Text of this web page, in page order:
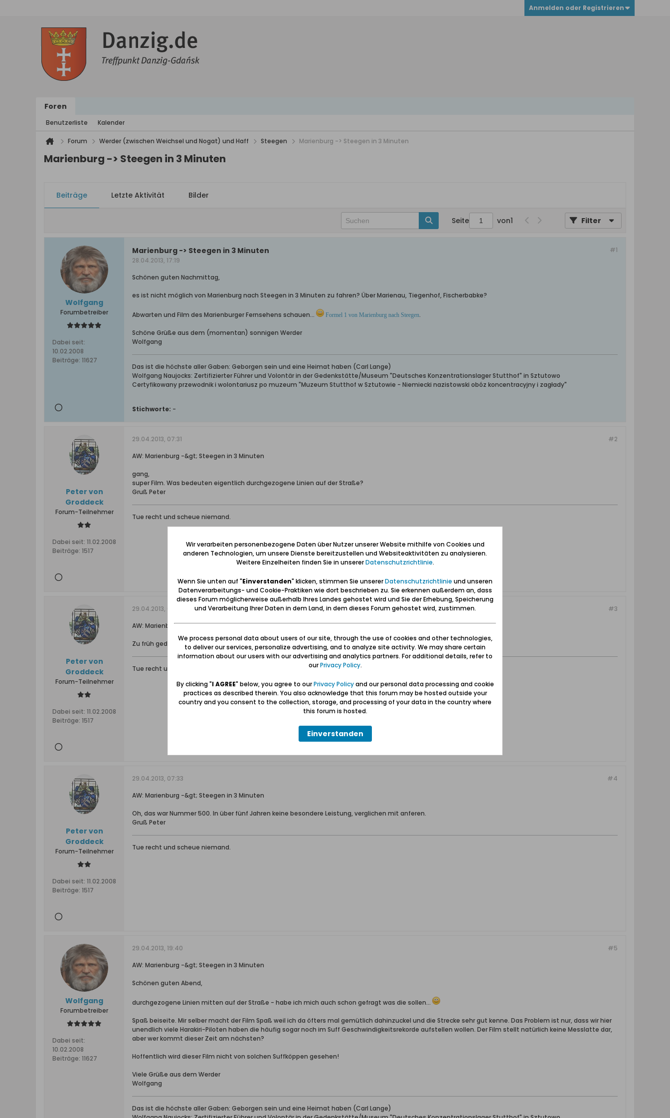
Anmelden oder Registrieren
Foren
Benutzerliste Kalender
Forum Werder (zwischen Weichsel und Nogat) und Haff Steegen Marienburg -> Steegen in 3 Minuten
Marienburg -> Steegen in 3 Minuten
Beiträge Letzte Aktivität Bilder
Seite von1 Filter
Wolfgang
Forumbetreiber
Dabei seit:
10.02.2008
Beiträge: 11627
#1
Marienburg -> Steegen in 3 Minuten
28.04.2013, 17:19
Schönen guten Nachmittag,
es ist nicht möglich von Marienburg nach Steegen in 3 Minuten zu fahren? Über Marienau, Tiegenhof, Fischerbabke?
Abwarten und Film des Marienburger Fernsehens schauen... Formel 1 von Marienburg nach Steegen.
Schöne Grüße aus dem (momentan) sonnigen Werder
Wolfgang
Das ist die höchste aller Gaben: Geborgen sein und eine Heimat haben (Carl Lange)
Wolfgang Naujocks: Zertifizierter Führer und Volontär in der Gedenkstätte/Museum "Deutsches Konzentrationslager Stutthof" in Sztutowo
Certyfikowany przewodnik i wolontariusz po muzeum "Muzeum Stutthof w Sztutowie - Niemiecki nazistowski obóz koncentracyjny i zagłady"
Stichworte: -
Peter von
Groddeck
Forum-Teilnehmer
Dabei seit: 11.02.2008
Beiträge: 1517
#2
29.04.2013, 07:31
AW: Marienburg -&gt; Steegen in 3 Minuten
gang,
super Film. Was bedeuten eigentlich durchgezogene Linien auf der Straße?
Gruß Peter
Tue recht und scheue niemand.
Peter von
Groddeck
Forum-Teilnehmer
Dabei seit: 11.02.2008
Beiträge: 1517
#3
29.04.2013, 07:32
AW: Marienburg -&gt; Steegen in 3 Minuten
Zu früh gedrückt. Da fehlte "Hallo Wolf" am Anfang.
Tue recht und scheue niemand.
Peter von
Groddeck
Forum-Teilnehmer
Dabei seit: 11.02.2008
Beiträge: 1517
#4
29.04.2013, 07:33
AW: Marienburg -&gt; Steegen in 3 Minuten
Oh, das war Nummer 500. In über fünf Jahren keine besondere Leistung, verglichen mit anferen.
Gruß Peter
Tue recht und scheue niemand.
Wolfgang
Forumbetreiber
Dabei seit:
10.02.2008
Beiträge: 11627
#5
29.04.2013, 19:40
AW: Marienburg -&gt; Steegen in 3 Minuten
Schönen guten Abend,
durchgezogene Linien mitten auf der Straße - habe ich mich auch schon gefragt was die sollen...
Spaß beiseite. Mir selber macht der Film Spaß weil ich da öfters mal gemütlich dahinzuckel und die Strecke sehr gut kenne. Das Problem ist nur, dass wir hier
unendlich viele Harakiri-Piloten haben die häufig sogar noch im Suff Geschwindigkeitsrekorde aufstellen wollen. Der Film stellt natürlich keine Messlatte dar,
aber wer kommt dieser Zeit am nächsten?
Hoffentlich wird dieser Film nicht von solchen Suffköppen gesehen!
Viele Grüße aus dem Werder
Wolfgang
Das ist die höchste aller Gaben: Geborgen sein und eine Heimat haben (Carl Lange)
Wir verarbeiten personenbezogene Daten über Nutzer unserer Website mithilfe von Cookies und
anderen Technologien, um unsere Dienste bereitzustellen und Websiteaktivitäten zu analysieren.
Weitere Einzelheiten finden Sie in unsererDatenschutzrichtlinie.
Wenn Sie unten auf "Einverstanden" klicken, stimmen Sie unsererDatenschutzrichtlinie und unseren
Datenverarbeitungs- und Cookie-Praktiken wie dort beschrieben zu. Sie erkennen außerdem an, dass
dieses Forum möglicherweise außerhalb Ihres Landes gehostet wird und Sie der Erhebung, Speicherung
und Verarbeitung Ihrer Daten in dem Land, in dem dieses Forum gehostet wird, zustimmen.
We process personal data about users of our site, through the use of cookies and other technologies,
to deliver our services, personalize advertising, and to analyze site activity. We may share certain
information about our users with our advertising and analytics partners. For additional details, refer to
ourPrivacy Policy.
By clicking "I AGREE" below, you agree to ourPrivacy Policyand our personal data processing and cookie
practices as described therein. You also acknowledge that this forum may be hosted outside your
country and you consent to the collection, storage, and processing of your data in the country where
this forum is hosted.
Einverstanden